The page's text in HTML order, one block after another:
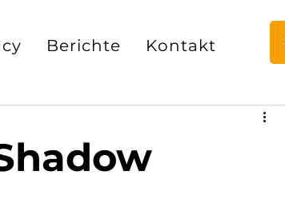
Berichte Kontakt